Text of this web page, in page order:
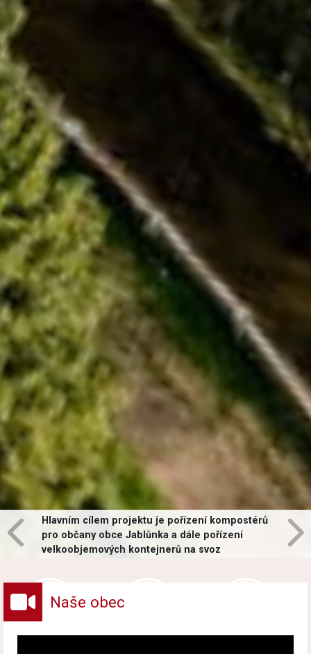
Hlavním cílem projektu je pořízení kompostérů
pro občany obce Jablůnka a dále pořízení
velkoobjemových kontejnerů na svoz
Naše obec